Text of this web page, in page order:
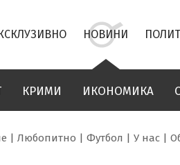
НОВИНИ
КРИМИ ИКОНОМИКА
Любопитно Футбол У нас